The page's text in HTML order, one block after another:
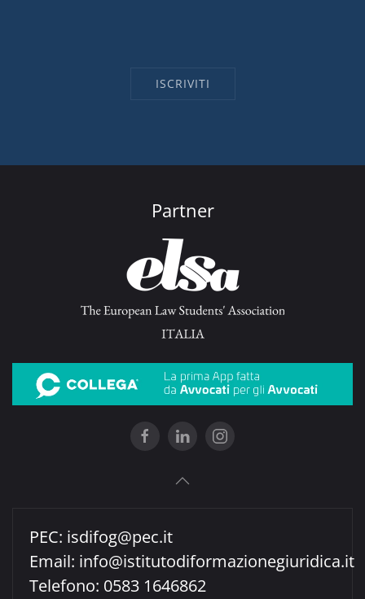
Partner
PEC: isdifog@pec.it
Email: info@istitutodiformazionegiuridica.it
Telefono: 0583 1646862